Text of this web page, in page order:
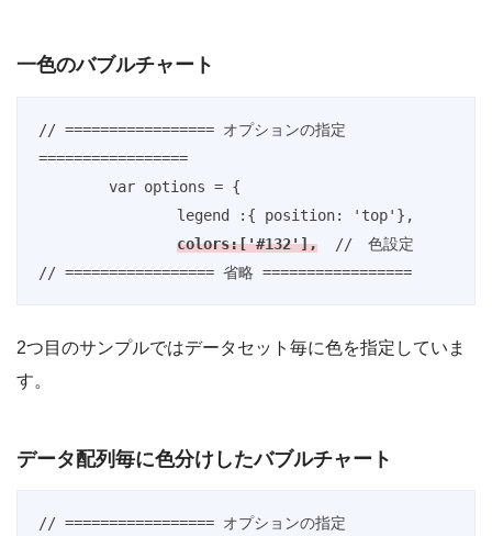
一色のバブルチャート
// ================= オプションの指定
=================
legend :{ position: 'top'},
colors:['#132'],
  //　色設定
// ================= 省略 =================
2つ目のサンプルではデータセット毎に色を指定していま
す。
データ配列毎に色分けしたバブルチャート
// ================= オプションの指定